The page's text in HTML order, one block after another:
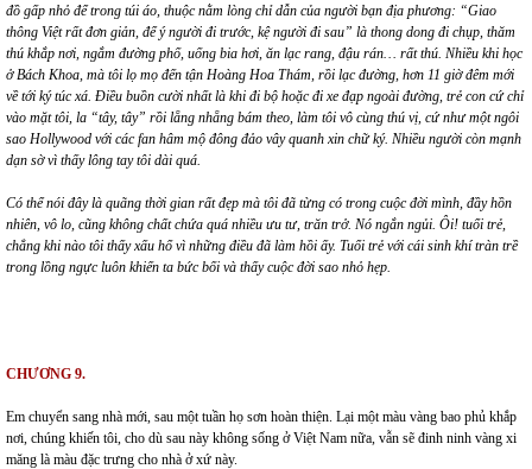
đồ gấp nhỏ để trong túi áo, thuộc nằm lòng chỉ dẫn của người bạn địa phương: “Giao
thông Việt rất đơn giản, để ý người đi trước, kệ người đi sau” là thong dong đi chụp, thăm
thú khắp nơi, ngắm đường phố, uống bia hơi, ăn lạc rang, đậu rán… rất thú. Nhiều khi học
ở Bách Khoa, mà tôi lọ mọ đến tận Hoàng Hoa Thám, rồi lạc đường, hơn 11 giờ đêm mới
về tới ký túc xá. Điều buồn cười nhất là khi đi bộ hoặc đi xe đạp ngoài đường, trẻ con cứ chỉ
vào mặt tôi, la “tây, tây” rồi lẵng nhẵng bám theo, làm tôi vô cùng thú vị, cứ như một ngôi
sao Hollywood với các fan hâm mộ đông đảo vây quanh xin chữ ký. Nhiều người còn mạnh
dạn sờ vì thấy lông tay tôi dài quá.
Có thể nói đây là quãng thời gian rất đẹp mà tôi đã từng có trong cuộc đời mình, đầy hồn
nhiên, vô lo, cũng không chất chứa quá nhiều ưu tư, trăn trở. Nó ngắn ngủi. Ôi! tuổi trẻ,
chẳng khi nào tôi thấy xấu hổ vì những điều đã làm hồi ấy. Tuổi trẻ với cái sinh khí tràn trề
trong lồng ngực luôn khiến ta bức bối và thấy cuộc đời sao nhỏ hẹp.
CHƯƠNG 9.
Em chuyển sang nhà mới, sau một tuần họ sơn hoàn thiện. Lại một màu vàng bao phủ khắp
nơi, chúng khiến tôi, cho dù sau này không sống ở Việt Nam nữa, vẫn sẽ đinh ninh vàng xi
măng là màu đặc trưng cho nhà ở xứ này.